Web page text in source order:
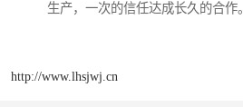
生产，一次的信任达成长久的合作。
http://www.lhsjwj.cn